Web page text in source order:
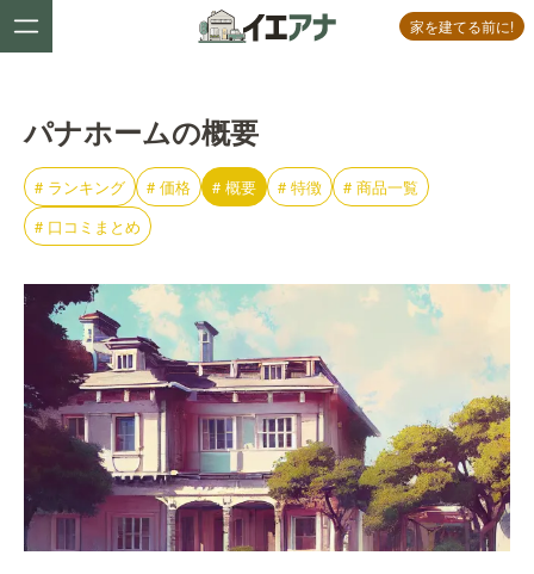
家を建てる前に!
パナホームの概要
# ランキング # 価格 # 概要 # 特徴 # 商品一覧
# 口コミまとめ